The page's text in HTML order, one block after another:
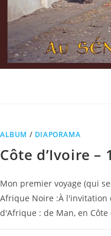
ALBUM / DIAPORAMA
Côte d’Ivoire –
Mon premier voyage (qui
Afrique Noire :À l'invitation
d'Afrique : de Man, en